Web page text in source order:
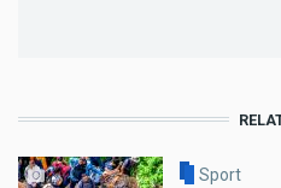
Sport